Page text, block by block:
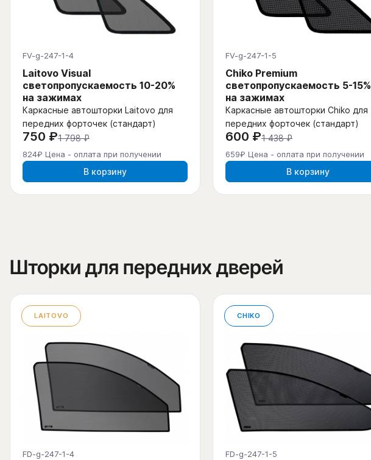
FV-g-247-1-4
Laitovo Visual
светопропускаемость 10-20%
на зажимах
Каркасные автошторки Laitovo для
передних форточек (стандарт)
750 ₽1 798 ₽
824₽ Цена - оплата при получении
В корзину
FV-g-247-1-5
Chiko Premium
светопропускаемость 5-15%
на зажимах
Каркасные автошторки Chiko для
передних форточек (стандарт)
600 ₽1 438 ₽
659₽ Цена - оплата при получении
В корзину
Шторки для передних дверей
LAITOVO
FD-g-247-1-4
CHIKO
FD-g-247-1-5